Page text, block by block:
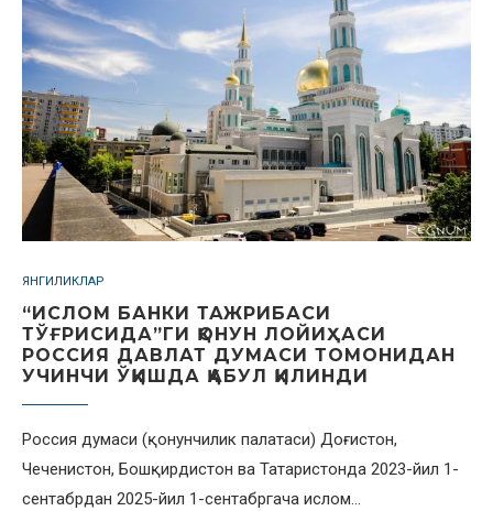
ЯНГИЛИКЛАР
“ИСЛОМ БАНКИ ТАЖРИБАСИ
ТЎҒРИСИДА”ГИ ҚОНУН ЛОЙИҲАСИ
РОССИЯ ДАВЛАТ ДУМАСИ ТОМОНИДАН
УЧИНЧИ ЎҚИШДА ҚАБУЛ ҚИЛИНДИ
Россия думаси (қонунчилик палатаси) Доғистон,
Чеченистон, Бошқирдистон ва Татаристонда 2023-йил 1-
сентабрдан 2025-йил 1-сентабргача ислом…